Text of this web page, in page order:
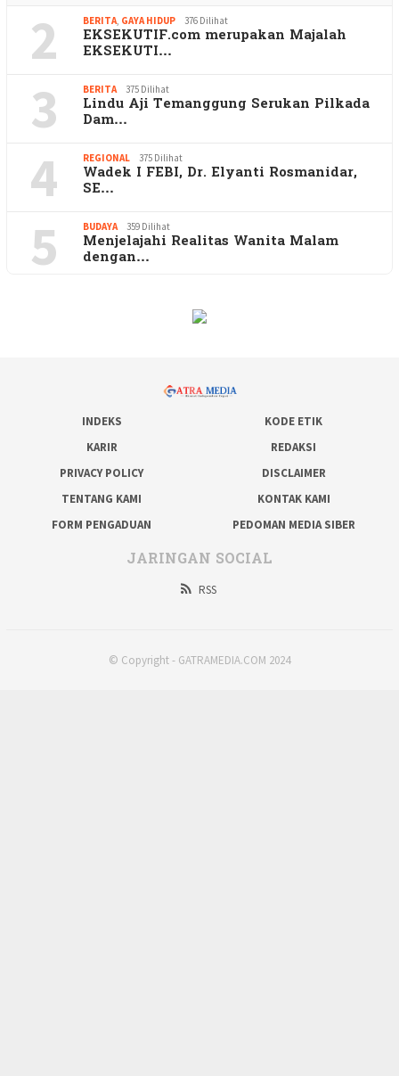
2 BERITA GAYA HIDUP 376 Dilihat
EKSEKUTIF.com merupakan Majalah
EKSEKUTI…
3 BERITA 375 Dilihat
Lindu Aji Temanggung Serukan Pilkada
Dam…
4 REGIONAL 375 Dilihat
Wadek I FEBI, Dr. Elyanti Rosmanidar,
SE…
5 BUDAYA 359 Dilihat
Menjelajahi Realitas Wanita Malam
dengan…
INDEKS
KODE ETIK
KARIR
REDAKSI
PRIVACY POLICY
DISCLAIMER
TENTANG KAMI
KONTAK KAMI
FORM PENGADUAN
PEDOMAN MEDIA SIBER
JARINGAN SOCIAL
RSS
© Copyright - GATRAMEDIA.COM 2024